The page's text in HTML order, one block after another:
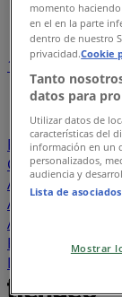
Indexul de
1 3
7
Lidl
Kaufland
PROFI
Carrefour
Avon
JYSK
Auchan
Annabella
Pasi
Flanco
Decathlon
momento
en el en la parte
dentro de nuestro
privacidad.Cookie
Tanto
datos para
Utilizar datos de
características del
información en un
personalizados,
audiencia y
Lista de
Mostrar